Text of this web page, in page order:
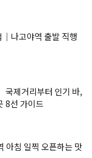
나고야역 출발 직행
국제거리부터 인기 바,
8선 가이드
아침 일찍 오픈하는 맛